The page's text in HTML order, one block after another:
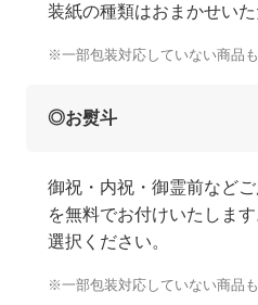
装紙の種類はおまかせいた
※一部包装対応していない商品も
◎お熨斗
御祝・内祝・御霊前など
を無料でお付けいたしま
選択ください。
※一部包装対応していない商品も